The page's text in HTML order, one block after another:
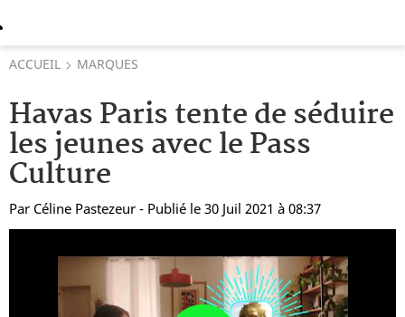
ACCUEIL MARQUES
Havas Paris tente de séduire
les jeunes avec le Pass
Culture
Par Céline Pastezeur - Publié le 30 Juil 2021 à 08:37